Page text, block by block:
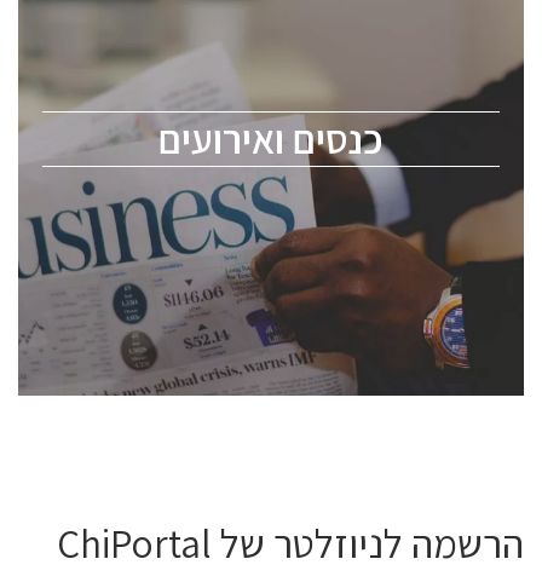
כנסים ואירועים
לכל העוסקים בתעשיית הסמיקונדקטור כולל מהנדסים,
ChipEx2026 will be held on May 12-13, 2026. The
conference is intended for everyone involved in the
semiconductor industry, including engineers,
professional experts, and senior executives.
לחץ לפרטים
הרשמה לניוזלטר של ChiPortal